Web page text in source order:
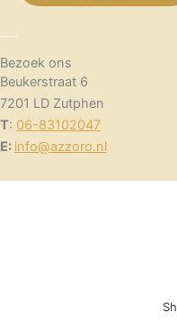
Bezoek ons
Beukerstraat 6
7201 LD Zutphen
T: 06-83102047
E: info@azzoro.nl